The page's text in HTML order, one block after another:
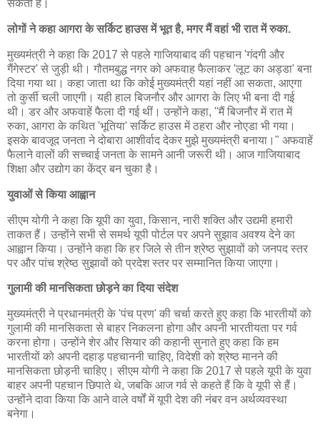
सकती है।
लोगों ने कहा आगरा के सर्किट हाउस में भूत है, मगर मैं वहां भी रात में रुका.
मुख्यमंत्री ने कहा कि 2017 से पहले गाजियाबाद की पहचान 'गंदगी और
गैंगेस्टर' से जुड़ी थी। गौतमबुद्ध नगर को अफवाह फैलाकर 'लूट का अड्डा' बना
दिया गया था। कहा जाता था कि कोई मुख्यमंत्री यहां नहीं आ सकता, आएगा
तो कुर्सी चली जाएगी। यही हाल बिजनौर और आगरा के लिए भी बना दी गई
थी। डर और अफवाहें फैला दी गई थीं। उन्होंने कहा, ''मैं बिजनौर में रात में
रुका, आगरा के कथित 'भूतिया' सर्किट हाउस में ठहरा और नोएडा भी गया।
इसके बावजूद जनता ने दोबारा आशीर्वाद देकर मुझे मुख्यमंत्री बनाया।" अफवाहें
फैलाने वालों की सच्चाई जनता के सामने आनी जरूरी थी। आज गाजियाबाद
शिक्षा और उद्योग का केंद्र बन चुका है।
युवाओं से किया आह्वान
सीएम योगी ने कहा कि यूपी का युवा, किसान, नारी शक्ति और उद्यमी हमारी
ताकत हैं। उन्होंने सभी से समर्थ यूपी पोर्टल पर अपने सुझाव अवश्य देने का
आह्वान किया। उन्होंने कहा कि हर जिले से तीन श्रेष्ठ सुझावों को जनपद स्तर
पर और पांच श्रेष्ठ सुझावों को प्रदेश स्तर पर सम्मानित किया जाएगा।
गुलामी की मानसिकता छोड़ने का दिया संदेश
मुख्यमंत्री ने प्रधानमंत्री के 'पंच प्रण' की चर्चा करते हुए कहा कि भारतीयों को
गुलामी की मानसिकता से बाहर निकलना होगा और अपनी भारतीयता पर गर्व
करना होगा। उन्होंने शेर और सियार की कहानी सुनाते हुए कहा कि हम
भारतीयों को अपनी दहाड़ पहचाननी चाहिए, विदेशी को श्रेष्ठ मानने की
मानसिकता छोड़नी चाहिए। सीएम योगी ने कहा कि 2017 से पहले यूपी के युवा
बाहर अपनी पहचान छिपाते थे, जबकि आज गर्व से कहते हैं कि वे यूपी से हैं।
उन्होंने दावा किया कि आने वाले वर्षों में यूपी देश की नंबर वन अर्थव्यवस्था
बनेगा।